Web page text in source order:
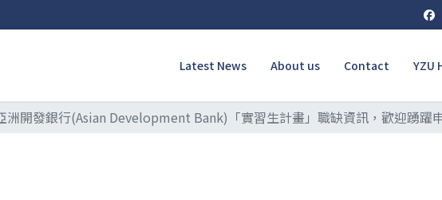
Latest News About us Contact YZU
洲開發銀行(Asian Development Bank)「實習生計畫」職缺資訊，歡迎踴躍